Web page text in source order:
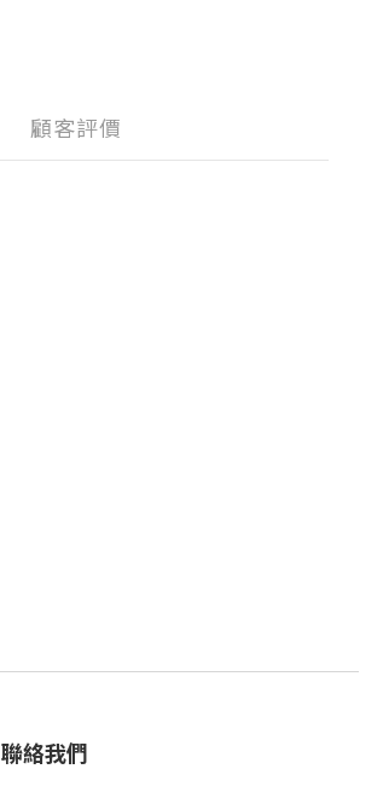
顧客評價
聯絡我們